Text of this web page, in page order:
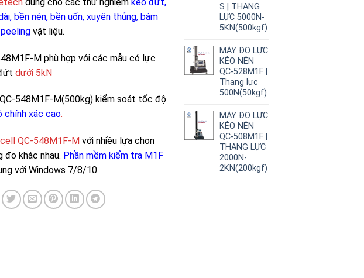
bền nén, bền uốn, xuyên thủng, bám
vật liệu.
M phù hợp với các mẫu có lực
dưới 5kN
548M1F-M(500kg) kiểm soát tốc độ
chính xác cao.
QC-548M1F-M với nhiều lựa chọn
đo khác nhau. Phần mềm kiểm tra M1F
với Windows 7/8/10
S | THANG
LỰC 5000N-
5KN(500kgf)
MÁY ĐO LỰC
KÉO NÉN
QC-528M1F |
Thang lực
500N(50kgf)
MÁY ĐO LỰC
KÉO NÉN
QC-508M1F |
THANG LỰC
2000N-
2KN(200kgf)